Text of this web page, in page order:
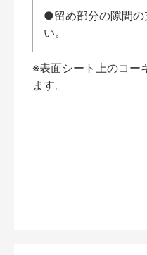
●留め部分の隙間の
い。
※表面シート上のコー
ます。